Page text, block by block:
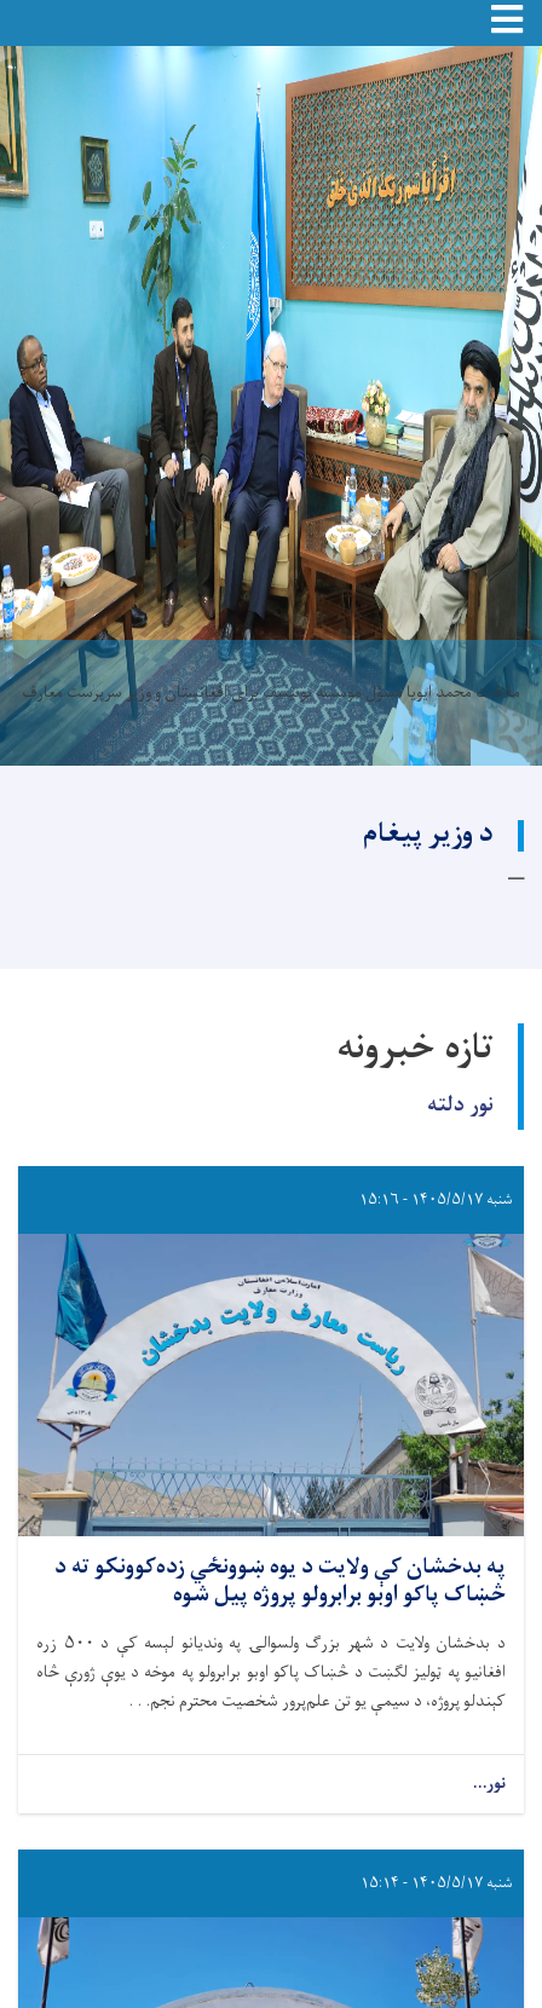
اصلي
منځپانګه
دانګل
Toggle navigation
ملاقات محمد ایویا مسؤل موسسه یونیسف برای افغانستان و وزیر سرپرست معارف
د وزیر پیغام
تازه خبرونه
نور دلته
شنبه ۱۴۰۵/۵/۱۷ - ۱۵:۱۶
په بدخشان کې ولایت د یوه ښوونځي زده‌کوونکو ته د
څښاک پاکو اوبو برابرولو پروژه پیل شوه
د بدخشان ولایت د شهر بزرگ ولسوالۍ په وندیانو لېسه کې د ۵۰۰ زره
افغانیو په ټولیز لګښت د څښاک پاکو اوبو برابرولو په موخه د یوې ژورې څاه
کېندلو پروژه، د سیمې یو تن علم‌پرور شخصیت محترم نجم. . .
نور...
شنبه ۱۴۰۵/۵/۱۷ - ۱۵:۱۴